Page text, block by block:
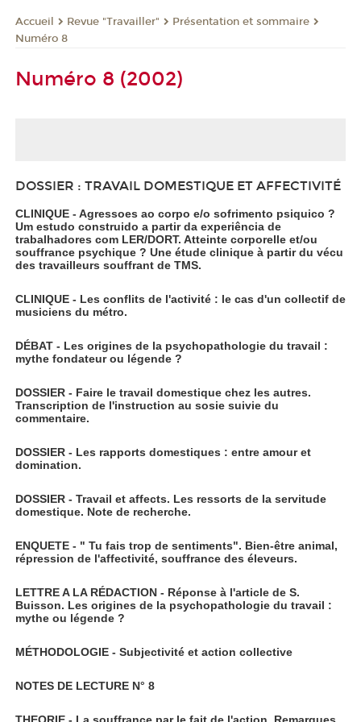
Accueil Revue "Travailler"
Présentation et sommaire
Numéro 8
Numéro 8 (2002)
DOSSIER : TRAVAIL DOMESTIQUE ET AFFECTIVITÉ
CLINIQUE - Agressoes ao corpo e/o sofrimento psiquico ?
Um estudo construido a partir da experiência de
trabalhadores com LER/DORT. Atteinte corporelle et/ou
souffrance psychique ? Une étude clinique à partir du vécu
des travailleurs souffrant de TMS.
CLINIQUE - Les conflits de l'activité : le cas d'un collectif de
musiciens du métro.
DÉBAT - Les origines de la psychopathologie du travail :
mythe fondateur ou légende ?
DOSSIER - Faire le travail domestique chez les autres.
Transcription de l'instruction au sosie suivie du
commentaire.
DOSSIER - Les rapports domestiques : entre amour et
domination.
DOSSIER - Travail et affects. Les ressorts de la servitude
domestique. Note de recherche.
ENQUETE - " Tu fais trop de sentiments". Bien-être animal,
répression de l'affectivité, souffrance des éleveurs.
LETTRE A LA RÉDACTION - Réponse à l'article de S.
Buisson. Les origines de la psychopathologie du travail :
mythe ou légende ?
MÉTHODOLOGIE - Subjectivité et action collective
NOTES DE LECTURE N° 8
THEORIE - La souffrance par le fait de l'action. Remarques